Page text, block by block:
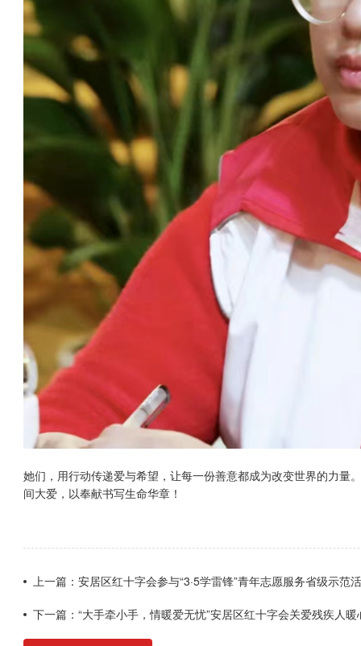
她们，用行动传递爱与希望，让每一份善意都成为改变世界的力
间大爱，以奉献书写生命华章！
上一篇：安居区红十字会参与“3·5学雷锋”青年志愿服务省级示范
下一篇：“大手牵小手，情暖爱无忧”安居区红十字会关爱残疾人